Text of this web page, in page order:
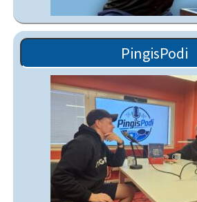
PingisPodi